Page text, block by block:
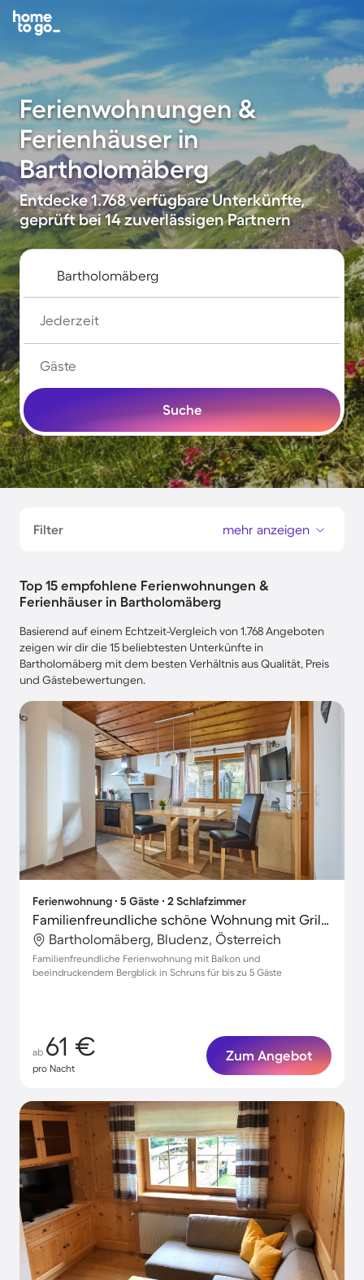
Ferienwohnungen &
Ferienhäuser in
Bartholomäberg
Entdecke 1.768 verfügbare Unterkünfte,
geprüft bei 14 zuverlässigen Partnern
Jederzeit
Gäste
Suche
Filter mehr anzeigen
Top 15 empfohlene Ferienwohnungen &
Ferienhäuser in Bartholomäberg
Basierend auf einem Echtzeit-Vergleich von 1.768 Angeboten
zeigen wir dir die 15 beliebtesten Unterkünfte in
Bartholomäberg mit dem besten Verhältnis aus Qualität, Preis
und Gästebewertungen.
Ferienwohnung ∙ 5 Gäste ∙ 2 Schlafzimmer
Familienfreundliche schöne Wohnung mit Grill | Bergblick
Bartholomäberg, Bludenz, Österreich
Familienfreundliche Ferienwohnung mit Balkon und
beeindruckendem Bergblick in Schruns für bis zu 5 Gäste
ab 61 €
pro Nacht
Zum Angebot